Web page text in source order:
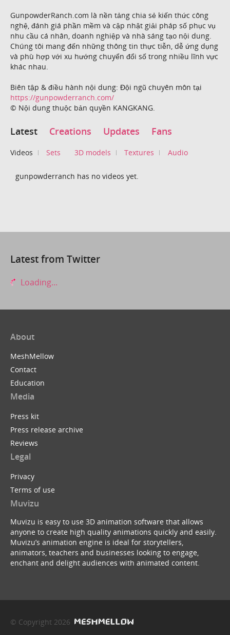
GunpowderRanch.com là nền tảng chia sẻ kiến thức công
nghệ, đánh giá phần mềm và cập nhật giải pháp số phục vụ
nhu cầu cá nhân, doanh nghiệp và nhà sáng tạo nội dung.
Chúng tôi mang đến những thông tin thực tiễn, dễ ứng dụng
và phù hợp với xu hướng chuyển đổi số trong nhiều lĩnh vực
khác nhau.
Biên tập & điều hành nội dung: Đội ngũ chuyên môn tại
https://gunpowderranch.com/
© Nội dung thuộc bản quyền KANGKANG.
Latest Creations Updates Fans
Videos Sets 3D models Textures Audio
gunpowderranch has no videos yet.
Latest from Twitter
Loading...
About
MeshMellow
Contact
Education
Media
Press kit
Press release archive
Reviews
Legal
Privacy
Terms of use
Muvizu
Muvizu is easy to use 3D animation software that allows
anyone to create high quality animations quickly and easily.
Muvizu’s animation engine is ideal for storytellers,
animators, teachers and businesses looking to engage,
enchant and delight audiences with animated content.
© Copyright 2026